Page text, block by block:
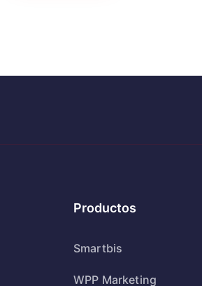
Productos
Smartbis
WPP Marketing